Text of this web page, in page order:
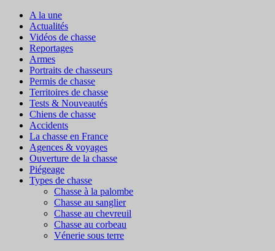
A la une
Actualités
Vidéos de chasse
Reportages
Armes
Portraits de chasseurs
Permis de chasse
Territoires de chasse
Tests & Nouveautés
Chiens de chasse
Accidents
La chasse en France
Agences & voyages
Ouverture de la chasse
Piégeage
Types de chasse
Chasse à la palombe
Chasse au sanglier
Chasse au chevreuil
Chasse au corbeau
Vénerie sous terre